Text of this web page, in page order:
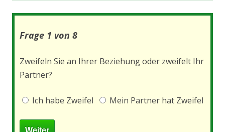
Frage 1 von 8
Zweifeln Sie an Ihrer Beziehung oder zweifelt Ihr
Partner?
Ich habe Zweifel Mein Partner hat Zweifel